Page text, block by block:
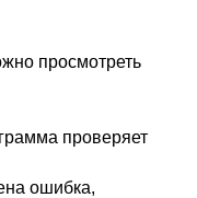
просмотреть
проверяет
ошибка,